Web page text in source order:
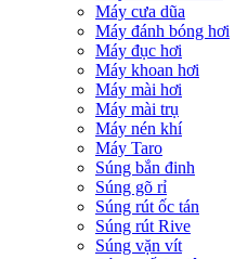
Máy cưa dũa
Máy đánh bóng hơi
Máy đục hơi
Máy khoan hơi
Máy mài hơi
Máy mài trụ
Máy nén khí
Máy Taro
Súng bắn đinh
Súng gõ rỉ
Súng rút ốc tán
Súng rút Rive
Súng vặn vít